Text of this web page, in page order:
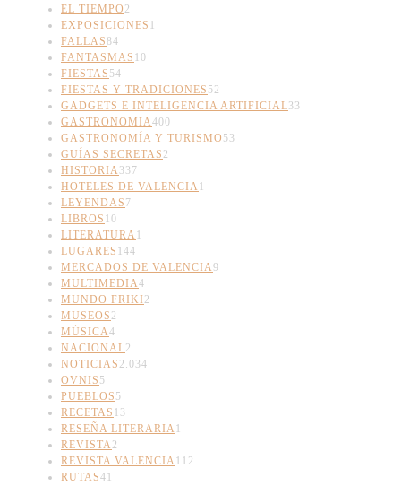
EL TIEMPO 2
EXPOSICIONES 1
FALLAS84
FANTASMAS 10
FIESTAS 54
FIESTAS Y TRADICIONES 52
GADGETS E INTELIGENCIA ARTIFICIAL33
GASTRONOMIA400
GASTRONOMÍA Y TURISMO 53
GUÍAS SECRETAS 2
HISTORIA337
HOTELES DE VALENCIA1
LEYENDAS 7
LIBROS 10
LITERATURA1
LUGARES 144
MERCADOS DE VALENCIA9
MULTIMEDIA4
MUNDO FRIKI2
MUSEOS 2
MÚSICA4
NACIONAL2
NOTICIAS 2.034
OVNIS 5
PUEBLOS 5
RECETAS 13
RESEÑA LITERARIA1
REVISTA2
REVISTA VALENCIA112
RUTAS41